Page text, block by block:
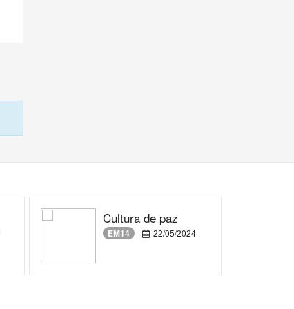
Cultura de paz
EM14 22/05/2024